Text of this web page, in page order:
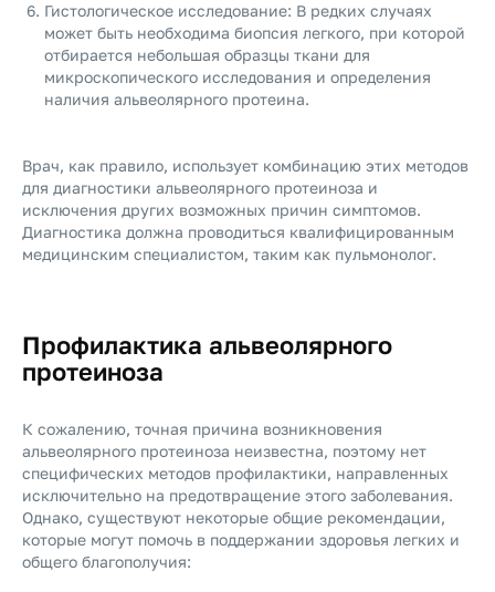
Гистологическое исследование: В редких случаях
может быть необходима биопсия легкого, при которой
отбирается небольшая образцы ткани для
микроскопического исследования и определения
наличия альвеолярного протеина.
Врач, как правило, использует комбинацию этих методов
для диагностики альвеолярного протеиноза и
исключения других возможных причин симптомов.
Диагностика должна проводиться квалифицированным
медицинским специалистом, таким как пульмонолог.
Профилактика альвеолярного
протеиноза
К сожалению, точная причина возникновения
альвеолярного протеиноза неизвестна, поэтому нет
специфических методов профилактики, направленных
исключительно на предотвращение этого заболевания.
Однако, существуют некоторые общие рекомендации,
которые могут помочь в поддержании здоровья легких и
общего благополучия: